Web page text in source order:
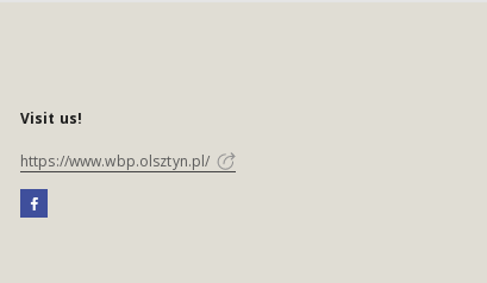
Visit us!
https://www.wbp.olsztyn.pl/